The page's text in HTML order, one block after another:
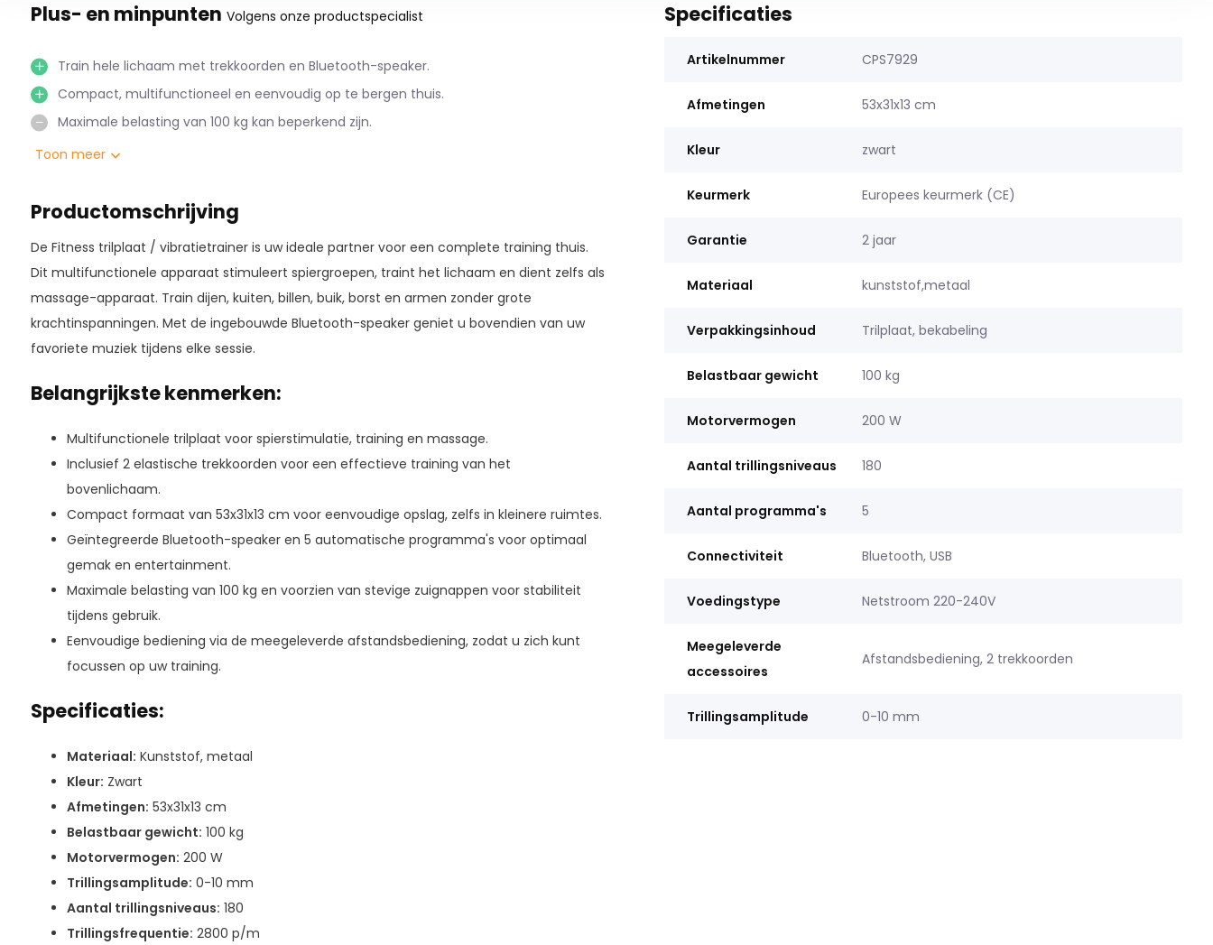
Plus- en minpunten Volgens onze productspecialist
Train hele lichaam met trekkoorden en Bluetooth-speaker.
Compact, multifunctioneel en eenvoudig op te bergen thuis.
Maximale belasting van 100 kg kan beperkend zijn.
Toon meer
Productomschrijving
De Fitness trilplaat / vibratietrainer is uw ideale partner voor een complete training thuis.
Dit multifunctionele apparaat stimuleert spiergroepen, traint het lichaam en dient zelfs als
massage-apparaat. Train dijen, kuiten, billen, buik, borst en armen zonder grote
krachtinspanningen. Met de ingebouwde Bluetooth-speaker geniet u bovendien van uw
favoriete muziek tijdens elke sessie.
Belangrijkste kenmerken:
Multifunctionele trilplaat voor spierstimulatie, training en massage.
Inclusief 2 elastische trekkoorden voor een effectieve training van het
bovenlichaam.
Compact formaat van 53x31x13 cm voor eenvoudige opslag, zelfs in kleinere ruimtes.
Geïntegreerde Bluetooth-speaker en 5 automatische programma's voor optimaal
gemak en entertainment.
Maximale belasting van 100 kg en voorzien van stevige zuignappen voor stabiliteit
tijdens gebruik.
Eenvoudige bediening via de meegeleverde afstandsbediening, zodat u zich kunt
focussen op uw training.
Specificaties:
Materiaal: Kunststof, metaal
Kleur: Zwart
Afmetingen: 53x31x13 cm
Belastbaar gewicht: 100 kg
Motorvermogen: 200 W
Trillingsamplitude: 0-10 mm
Aantal trillingsniveaus: 180
Trillingsfrequentie: 2800 p/m
Specificaties
Artikelnummer CPS7929
Afmetingen 53x31x13 cm
Kleur zwart
Keurmerk Europees keurmerk (CE)
Garantie 2 jaar
Materiaal kunststof,metaal
Verpakkingsinhoud Trilplaat, bekabeling
Belastbaar gewicht 100 kg
Motorvermogen 200 W
Aantal trillingsniveaus 180
Aantal programma's 5
Connectiviteit Bluetooth, USB
Voedingstype Netstroom 220-240V
Meegeleverde
accessoires
Afstandsbediening, 2 trekkoorden
Trillingsamplitude 0-10 mm